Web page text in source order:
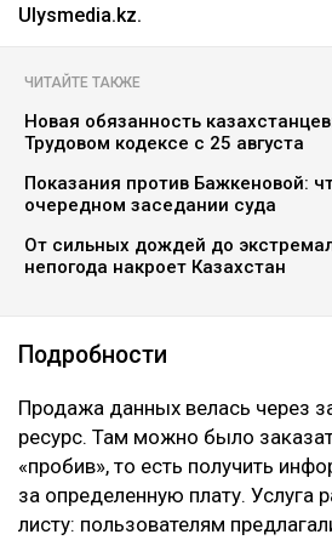
Ulysmedia.kz.
ЧИТАЙТЕ ТАКЖЕ
Новая обязанность
Трудовом кодексе с 25 августа
Показания против Бажкеновой:
очередном заседании суда
От сильных дождей до
непогода накроет Казахстан
Подробности
Продажа данных велась через
ресурс. Там можно было
«пробив», то есть получить
за определенную плату. Услуга
листу: пользователям